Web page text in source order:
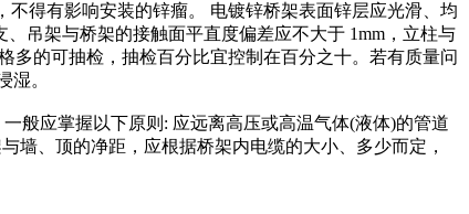
得有影响安装的锌瘤。 电镀锌桥架表面锌层应光滑、均
吊架与桥架的接触面平直度偏差应不大于 1mm，立柱与
多的可抽检，抽检百分比宜控制在百分之十。若有质量问
湿。
般应掌握以下原则: 应远离高压或高温气体(液体)的管道
墙、顶的净距，应根据桥架内电缆的大小、多少而定，